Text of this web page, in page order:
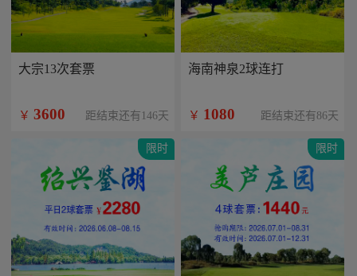
大宗13次套票
￥ 3600 距结束还有146天
海南神泉2球连打
￥ 1080 距结束还有86天
限时 限时